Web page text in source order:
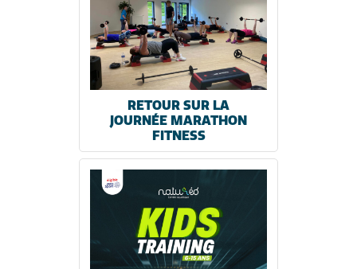
RETOUR SUR LA
JOURNÉE MARATHON
FITNESS